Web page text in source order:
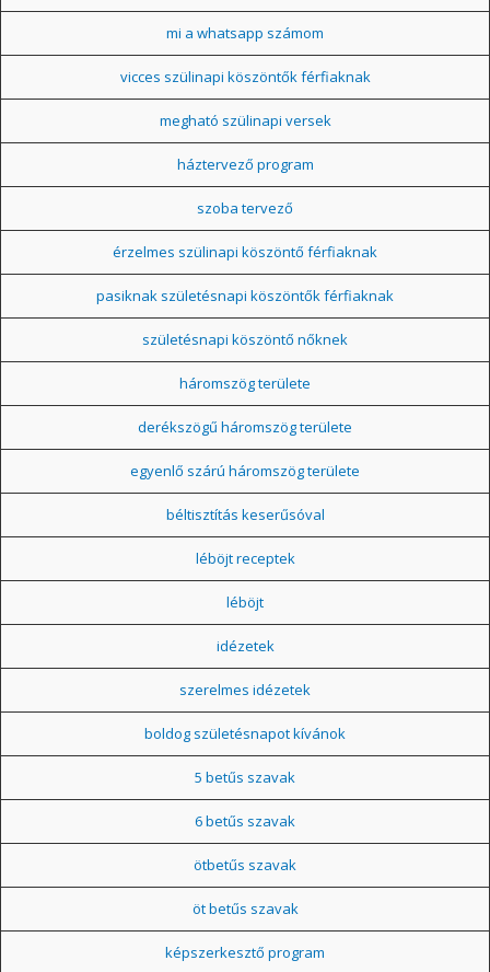
mi a whatsapp számom
vicces szülinapi köszöntők férfiaknak
megható szülinapi versek
háztervező program
szoba tervező
érzelmes szülinapi köszöntő férfiaknak
pasiknak születésnapi köszöntők férfiaknak
születésnapi köszöntő nőknek
háromszög területe
derékszögű háromszög területe
egyenlő szárú háromszög területe
béltisztítás keserűsóval
léböjt receptek
léböjt
idézetek
szerelmes idézetek
boldog születésnapot kívánok
5 betűs szavak
6 betűs szavak
ötbetűs szavak
öt betűs szavak
képszerkesztő program